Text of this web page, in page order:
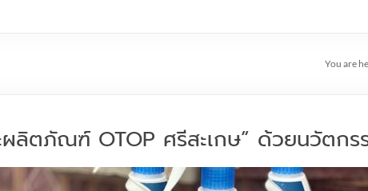
You are
ลิตภัณฑ์ OTOP ศรีสะเกษ” ด้วยนวัตกร